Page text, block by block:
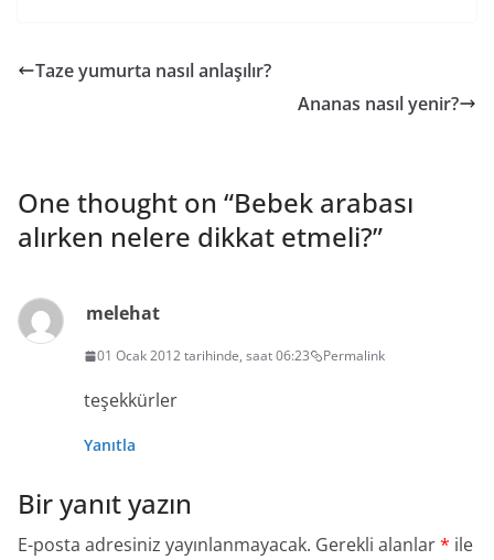
Taze yumurta nasıl anlaşılır?
Ananas nasıl yenir?
One thought on “Bebek arabası
alırken nelere dikkat etmeli?”
melehat
01 Ocak 2012 tarihinde, saat 06:23 Permalink
teşekkürler
Yanıtla
Bir yanıt yazın
E-posta adresiniz yayınlanmayacak. Gerekli alanlar* ile